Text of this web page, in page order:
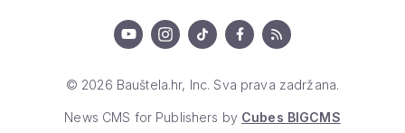
© 2026 Bauštela.hr, Inc. Sva prava zadržana.
News CMS for Publishers by Cubes BIGCMS